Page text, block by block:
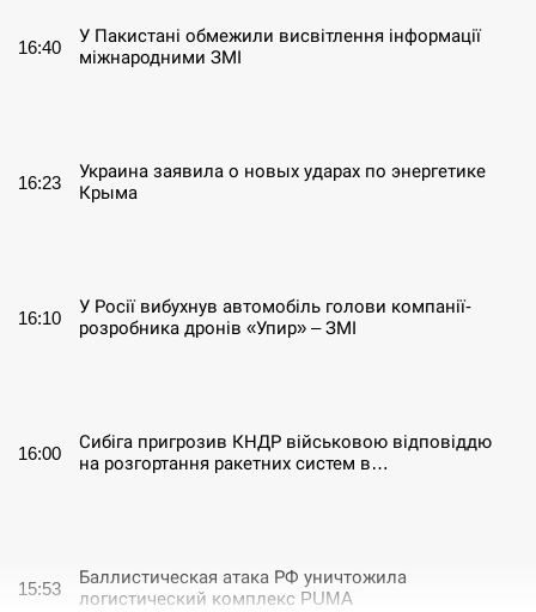
16:40
У Пакистані обмежили висвітлення інформації
міжнародними ЗМІ
16:23
Украина заявила о новых ударах по энергетике
Крыма
16:10
У Росії вибухнув автомобіль голови компанії-
розробника дронів «Упир» – ЗМІ
16:00
Сибіга пригрозив КНДР військовою відповіддю
на розгортання ракетних систем в…
15:53
Баллистическая атака РФ уничтожила
логистический комплекс PUMA